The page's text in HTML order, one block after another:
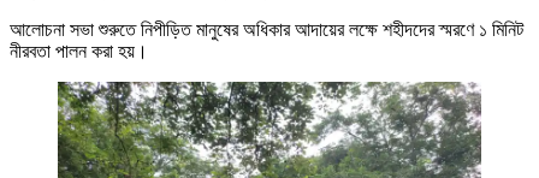
‎আলোচনা সভা শুরুতে নিপীড়িত মানুষের অধিকার আদায়ের লক্ষে শহীদদের স্মরণে ১ মিনিট
নীরবতা পালন করা হয়।